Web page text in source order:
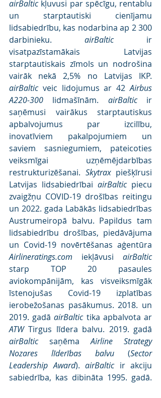
airBaltic kļuvusi par spēcīgu, rentablu
un starptautiski cienījamu
lidsabiedrību, kas nodarbina ap 2 300
darbinieku. airBaltic ir
visatpazīstamākais Latvijas
starptautiskais zīmols un nodrošina
airBaltic veic lidojumus ar 42 Airbus
A220-300 lidmašīnām. airBaltic ir
saņēmusi vairākus starptautiskus
apbalvojumus par izcilību,
inovatīviem pakalpojumiem un
saviem sasniegumiem, pateicoties
veiksmīgai uzņēmējdarbības
restrukturizēšanai. Skytrax piešķīrusi
Latvijas lidsabiedrībai airBaltic piecu
zvaigžņu COVID-19 drošības reitingu
un 2022. gada Labākās lidsabiedrības
Austrumeiropā balvu. Papildus tam
lidsabiedrību drošības, piedāvājuma
Airlineratings.com iekļāvusi airBaltic
starp TOP 20 pasaules
aviokompānijām, kas visveiksmīgāk
īstenojušas Covid-19 izplatības
ierobežošanas pasākumus. 2018. un
2019. gadā airBaltic
ATW
airBaltic saņēma Airline Strategy
Nozares līderības balvu (Sector
Leadership Award). airBaltic ir akciju
sabiedrība, kas dibināta 1995. gadā.